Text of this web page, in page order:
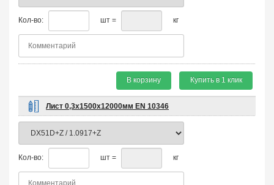
Кол-во: шт = кг
В корзину Купить в 1 клик
Лист 0,3х1500х12000мм EN 10346
Кол-во: шт = кг